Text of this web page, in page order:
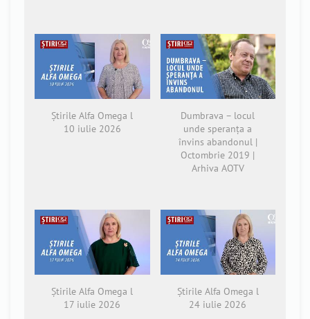
Știrile Alfa Omega l
10 iulie 2026
Dumbrava – locul
unde speranța a
învins abandonul |
Octombrie 2019 |
Arhiva AOTV
Știrile Alfa Omega l
17 iulie 2026
Știrile Alfa Omega l
24 iulie 2026